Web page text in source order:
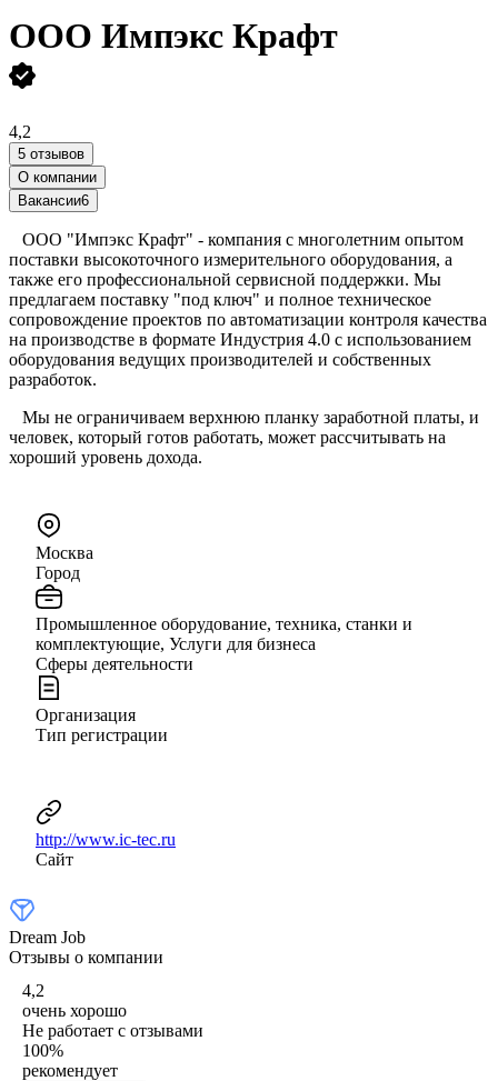
ООО Импэкс Крафт
4,2
5 отзывов
О компании
Вакансии6
ООО "Импэкс Крафт" - компания с многолетним опытом
поставки высокоточного измерительного оборудования, а
также его профессиональной сервисной поддержки. Мы
предлагаем поставку "под ключ" и полное техническое
сопровождение проектов по автоматизации контроля качества
на производстве в формате Индустрия 4.0 с использованием
оборудования ведущих производителей и собственных
разработок.
Мы не ограничиваем верхнюю планку заработной платы, и
человек, который готов работать, может рассчитывать на
хороший уровень дохода.
Москва
Город
Промышленное оборудование, техника, станки и
комплектующие, Услуги для бизнеса
Сферы деятельности
Организация
Тип регистрации
http://www.ic-tec.ru
Сайт
Dream Job
Отзывы о компании
4,2
очень хорошо
Не работает с отзывами
100%
рекомендует